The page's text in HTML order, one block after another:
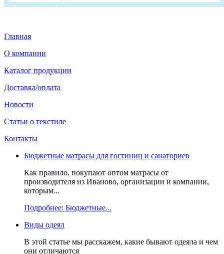
Главная
О компании
Каталог продукции
Доставка/оплата
Новости
Статьи о текстиле
Контакты
Бюджетные матрасы для гостиниц и санаториев
Как правило, покупают оптом матрасы от
производителя из Иваново, организации и компании,
которым...
Подробнее: Бюджетные...
Виды одеял
В этой статье мы расскажем, какие бывают одеяла и чем
они отличаются